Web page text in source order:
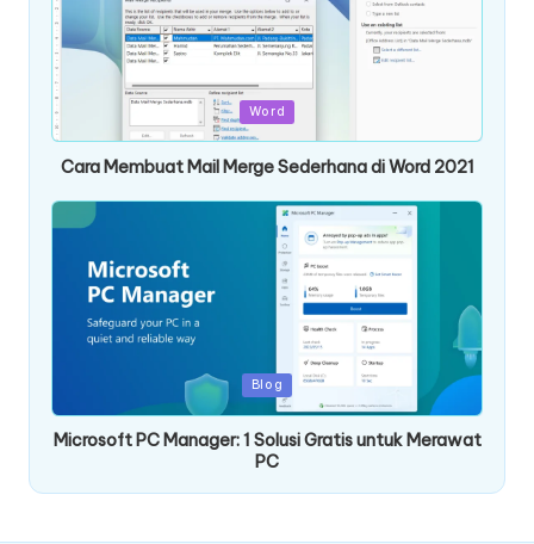
Word
Cara Membuat Mail Merge Sederhana di Word 2021
Blog
Microsoft PC Manager: 1 Solusi Gratis untuk Merawat
PC